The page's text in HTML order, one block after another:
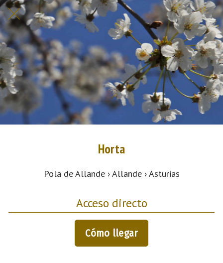
Horta
Pola de Allande › Allande › Asturias
Acceso directo
Cómo llegar